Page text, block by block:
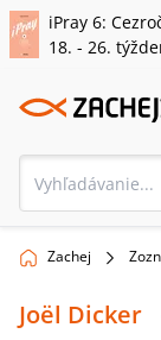
iPray 6:
18. - 26.
Zachej
Joël Dicker